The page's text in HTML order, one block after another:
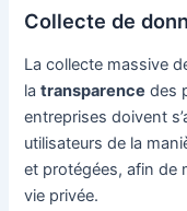
Collecte de
La collecte massive
latransparence des
entreprises doivent
utilisateurs de la
et protégées, afin de
vie privée.